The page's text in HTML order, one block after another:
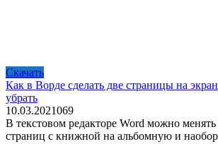
Скачать
Как в Ворде сделать две страницы на
убрать
10.03.2021069
В текстовом редакторе Word можно
страниц с книжной на альбомную и